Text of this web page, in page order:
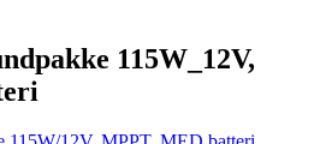
115W_12V,